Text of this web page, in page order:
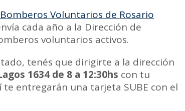
Voluntarios de Rosario
cada año a la Dirección de
voluntarios activos.
tenés que dirigirte a la dirección
1634 de 8 a 12:30hs con tu
entregarán una tarjeta SUBE con el